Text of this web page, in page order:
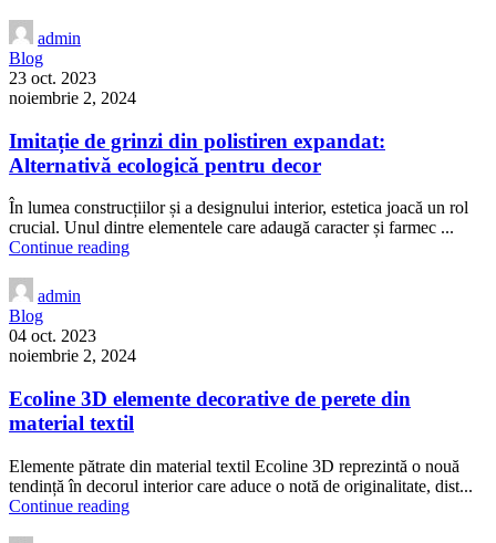
admin
Blog
23 oct. 2023
noiembrie 2, 2024
Imitație de grinzi din polistiren expandat:
Alternativă ecologică pentru decor
În lumea construcțiilor și a designului interior, estetica joacă un rol
crucial. Unul dintre elementele care adaugă caracter și farmec ...
Continue reading
admin
Blog
04 oct. 2023
noiembrie 2, 2024
Ecoline 3D elemente decorative de perete din
material textil
Elemente pătrate din material textil Ecoline 3D reprezintă o nouă
tendință în decorul interior care aduce o notă de originalitate, dist...
Continue reading